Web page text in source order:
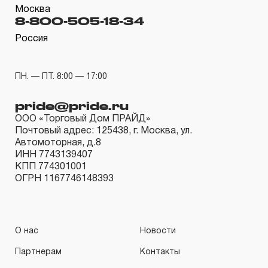
месяцев с даты продажи.
3. Исполнение гарантийных обязательств.
OMBRA® распространяется понятие «ПОЖИЗНЕННАЯ
инструмента, имеющий дефект, обнаруженный или
возникший в результате нарушений при его
производстве и делающий невозможным дальнейшее
использование инструмента, за исключением тех групп
инструмента, которые перечислены в п. 3.4.
в течение ДЕСЯТИ лет с начала эксплуатации всех
Москва
8-800-505-18-34
Россия
ПН. — ПТ. 8:00 — 17:00
pride@pride.ru
ООО «Торговый Дом ПРАЙД»
Почтовый адрес: 125438, г. Москва, ул.
Автомоторная, д.8
ИНН 7743139407
КПП 774301001
ОГРН 1167746148393
О нас Новости
Партнерам Контакты